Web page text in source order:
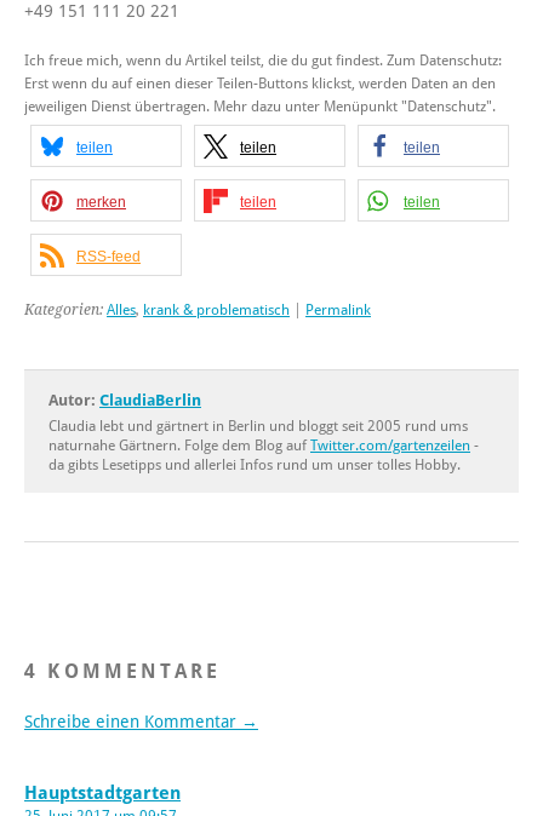
+49 151 111 20 221
Ich freue mich, wenn du Artikel teilst, die du gut findest. Zum Datenschutz:
Erst wenn du auf einen dieser Teilen-Buttons klickst, werden Daten an den
jeweiligen Dienst übertragen. Mehr dazu unter Menüpunkt "Datenschutz".
teilen teilen teilen
merken teilen teilen
RSS-feed
Kategorien: Alles, krank & problematisch Permalink
Autor: ClaudiaBerlin
Claudia lebt und gärtnert in Berlin und bloggt seit 2005 rund ums
naturnahe Gärtnern. Folge dem Blog aufTwitter.com/gartenzeilen -
da gibts Lesetipps und allerlei Infos rund um unser tolles Hobby.
4 KOMMENTARE
Schreibe einen Kommentar →
Hauptstadtgarten